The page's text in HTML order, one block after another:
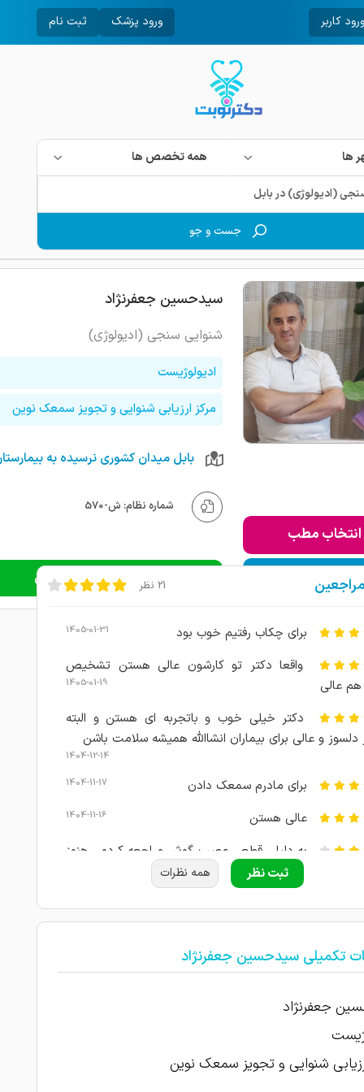
ورود کاربر ورود پزشک ثبت نام
ها همه تخصص ها
جست و جو
انتخاب مطب
به لیست من
سیدحسین جعفرنژاد
شنوایی سنجی (ادیولوژی)
ادیولوژیست
مرکز ارزیابی شنوایی و تجویز سمعک نوین
شماره نظام: ش-570
دریافت نوبت اینترنتی 21 نظر
برای چکاب رفتیم خوب بود 1405-01-31
واقعا دکتر تو کارشون عالی هستن تشخیص
عالی
1405-01-19
دکتر خیلی خوب و باتجربه ای هستن و البته
دلسوز و عالی برای بیماران انشاالله همیشه سلامت باشن
1404-12-14
برای مادرم سمعک دادن 1404-11-17
عالی هستن 1404-11-16
به دلیلی قطعی عصب گوش مراجعه کردم ، هنوز
بررسی هستم و تجویز پزشک را انجام نداده ام بنابراین از
هنوز نمی توانم نظری بدهم .
با حوصله ودقیق 1404-06-27
پزشک محترم و برای بیماراشون وقت میزارن و
1404-05-23
امتیاز درج شده است
بسیار خوش اخلاق و کار بلد و کار بیمار رو راه
ثبت نظر همه نظرات
تکمیلی سیدحسین جعفرنژاد
جعفرنژاد
شنوایی و تجویز سمعک نوین